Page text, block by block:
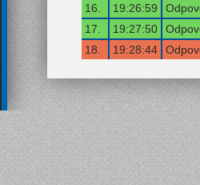
16.
19:26:59
17.
19:27:50
18.
19:28:44